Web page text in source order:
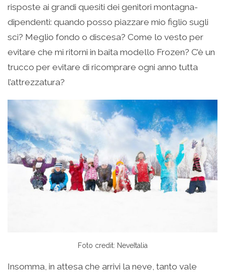
risposte ai grandi quesiti dei genitori montagna-
dipendenti: quando posso piazzare mio figlio sugli
sci? Meglio fondo o discesa? Come lo vesto per
evitare che mi ritorni in baita modello Frozen? C’è un
trucco per evitare di ricomprare ogni anno tutta
l’attrezzatura?
Foto credit: NeveItalia
Insomma, in attesa che arrivi la neve, tanto vale